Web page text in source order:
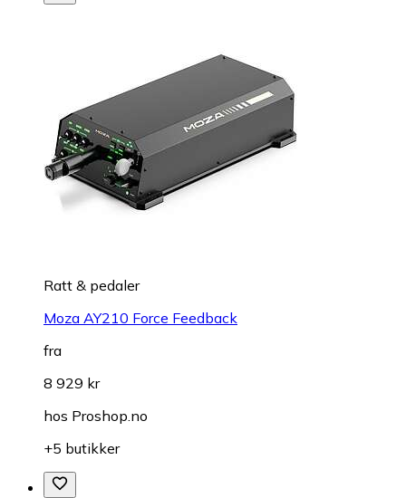
Ratt & pedaler
Moza AY210 Force Feedback
fra
8 929 kr
hos Proshop.no
+5 butikker